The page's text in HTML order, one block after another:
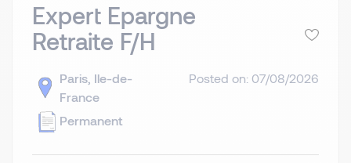
Expert Epargne
Retraite F/H
Paris, Ile-de-
France
Permanent
Posted on: 07/08/2026